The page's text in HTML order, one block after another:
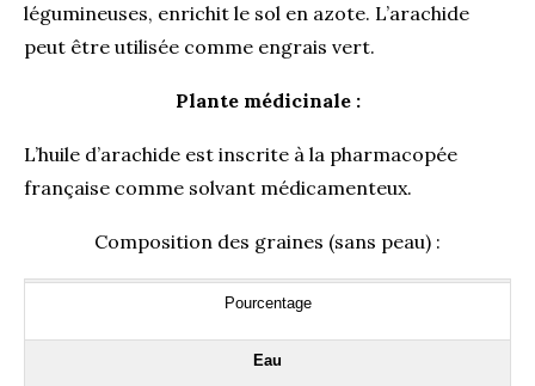
légumineuses, enrichit le sol en azote. L’arachide
peut être utilisée comme engrais vert.
Plante médicinale :
L’huile d’arachide est inscrite à la pharmacopée
française comme solvant médicamenteux.
Composition des graines (sans peau) :
Pourcentage
Eau